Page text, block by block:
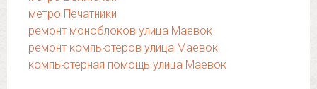
метро Печатники
ремонт моноблоков улица Маевок
ремонт компьютеров улица Маевок
компьютерная помощь улица Маевок